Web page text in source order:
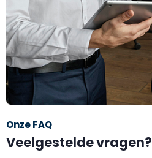
Onze FAQ
Veelgestelde vragen?